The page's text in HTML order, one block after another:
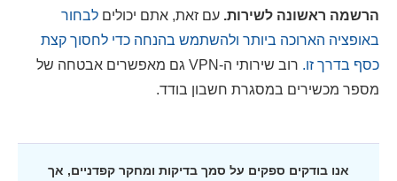
הרשמה ראשונה לשירות. עם זאת, אתם יכולים לבחור
באופציה הארוכה ביותר ולהשתמש בהנחה כדי לחסוך קצת
כסף בדרך זו.
רוב שירותי ה-VPN גם מאפשרים אבטחה של
מספר מכשירים במסגרת חשבון בודד.
אנו בודקים ספקים על סמך בדיקות ומחקר קפדניים, אך